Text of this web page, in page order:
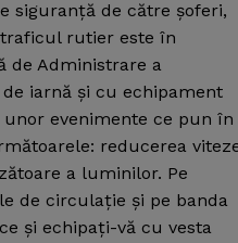
siguranţă de către şoferi,
rutier este în
de Administrare a
iarnă şi cu echipament
evenimente ce pun în
reducerea
a luminilor. Pe
de circulaţie şi pe banda
şi echipaţi-vă cu vesta